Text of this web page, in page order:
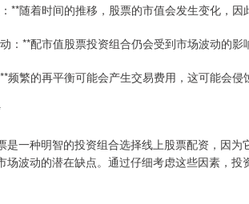
**随着时间的推移，股票的市值会发生变化，因
：**配市值股票投资组合仍会受到市场波动的影
频繁的再平衡可能会产生交易费用，这可能会侵
是一种明智的投资组合选择线上股票配资，因
场波动的潜在缺点。通过仔细考虑这些因素，投